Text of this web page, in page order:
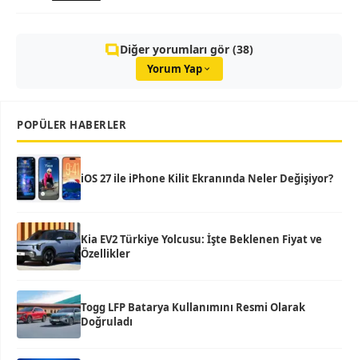
Diğer yorumları gör (38)
Yorum Yap
POPÜLER HABERLER
iOS 27 ile iPhone Kilit Ekranında Neler Değişiyor?
Kia EV2 Türkiye Yolcusu: İşte Beklenen Fiyat ve
Özellikler
Togg LFP Batarya Kullanımını Resmi Olarak
Doğruladı